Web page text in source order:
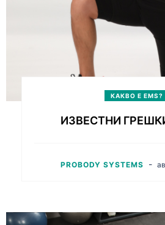
КАКВО Е EMS?
ИЗВЕСТНИ
PROBODY SYSTEMS -